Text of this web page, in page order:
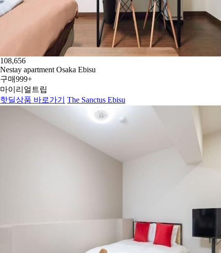
108,656
Nestay apartment Osaka Ebisu
구매999+
마이리얼트립
핫딜상품 바로가기
The Sanctus Ebisu